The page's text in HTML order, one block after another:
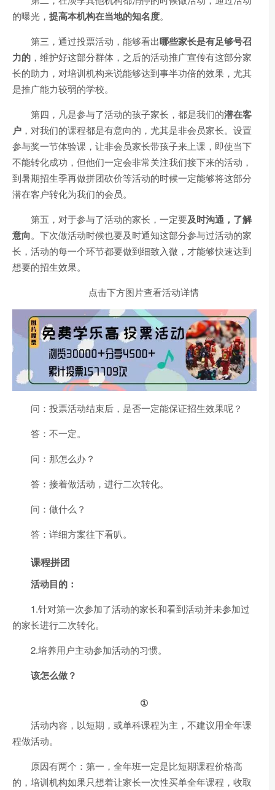
的曝光， 提高本机构在当地的知名度。
第三，通过投票活动，能够看出哪些家长是有足够号召
力的 ，维护好这部分群体，之后的活动推广宣传有这部分家
长的助力，对培训机构来说能够达到事半功倍的效果，尤其
是推广能力较弱的学校。
第四，凡是参与了活动的孩子家长，都是我们的潜在客
户 ，对我们的课程都是有意向的，尤其是非会员家长。设置
参与奖一节体验课，让非会员家长带孩子来上课，即使当下
不能转化成功，但他们一定会非常关注我们接下来的活动，
到暑期招生季再做拼团砍价等活动的时候一定能够将这部分
潜在客户转化为我们的会员。
第五，对于参与了活动的家长，一定要及时沟通，了解
意向。下次做活动时候也要及时通知这部分参与过活动的家
长，活动的每一个环节都要做到细致入微，才能够快速达到
想要的招生效果。
点击下方图片查看活动详情
问：投票活动结束后，是否一定能保证招生效果呢？
答：不一定。
问：那怎么办？
答：接着做活动，进行二次转化。
问：做什么？
答：详细方案往下看叭。
课程拼团
活动目的：
1.针对第一次参加了活动的家长和看到活动并未参加过
的家长进行二次转化。
2.培养用户主动参加活动的习惯。
该怎么做？
①
活动内容，以短期，或单科课程为主，不建议用全年课
程做活动。
原因有两个：第一，全年班一定是比短期课程价格高
的，培训机构如果只想着让家长一次性买单全年课程，收取